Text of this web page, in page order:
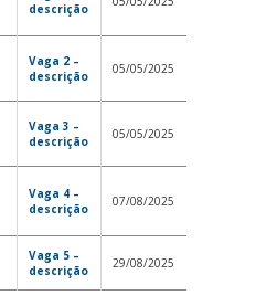
descrição
Vaga 2 –
descrição
05/05/2025
Vaga 3 –
descrição
05/05/2025
Vaga 4 –
descrição
07/08/2025
Vaga 5 –
descrição
29/08/2025